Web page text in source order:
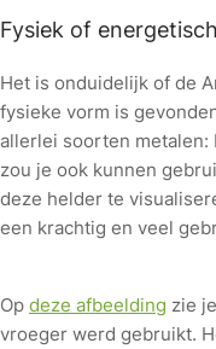
Fysiek of
Het is onduidelijk of de
fysieke vorm is
allerlei soorten metalen:
zou je ook kunnen
deze helder te
een krachtig en veel
Op deze afbeelding zie
vroeger werd gebruikt.